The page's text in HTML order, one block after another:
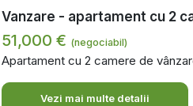
Vanzare - apartament cu 2
51,000 € (negociabil)
Apartament cu 2 camere de
Vezi mai multe detalii